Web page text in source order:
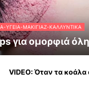
ΥΓΕΊΑ-ΜΑΚΙΓΙΆΖ-ΚΑΛΛΥΝΤΙΚΆ
για ομορφιά
VIDEO: Όταν τα κοάλα